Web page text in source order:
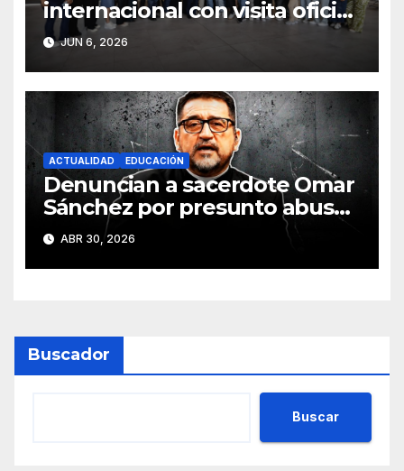
internacional con visita oficial
a Humanitas University en
Italia
JUN 6, 2026
ACTUALIDAD EDUCACIÓN
Denuncian a sacerdote Omar
Sánchez por presunto abuso
sexual contra joven
ABR 30, 2026
Buscador
Buscar